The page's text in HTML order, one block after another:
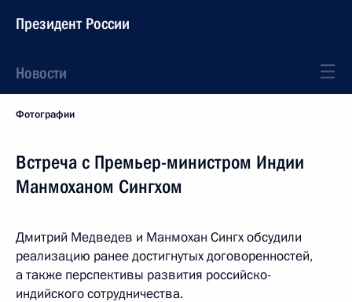
Президент России
Новости
Фотографии
Встреча с Премьер-министром Индии
Манмоханом Сингхом
Дмитрий Медведев и Манмохан Сингх обсудили
реализацию ранее достигнутых договоренностей,
а также перспективы развития российско-
индийского сотрудничества.